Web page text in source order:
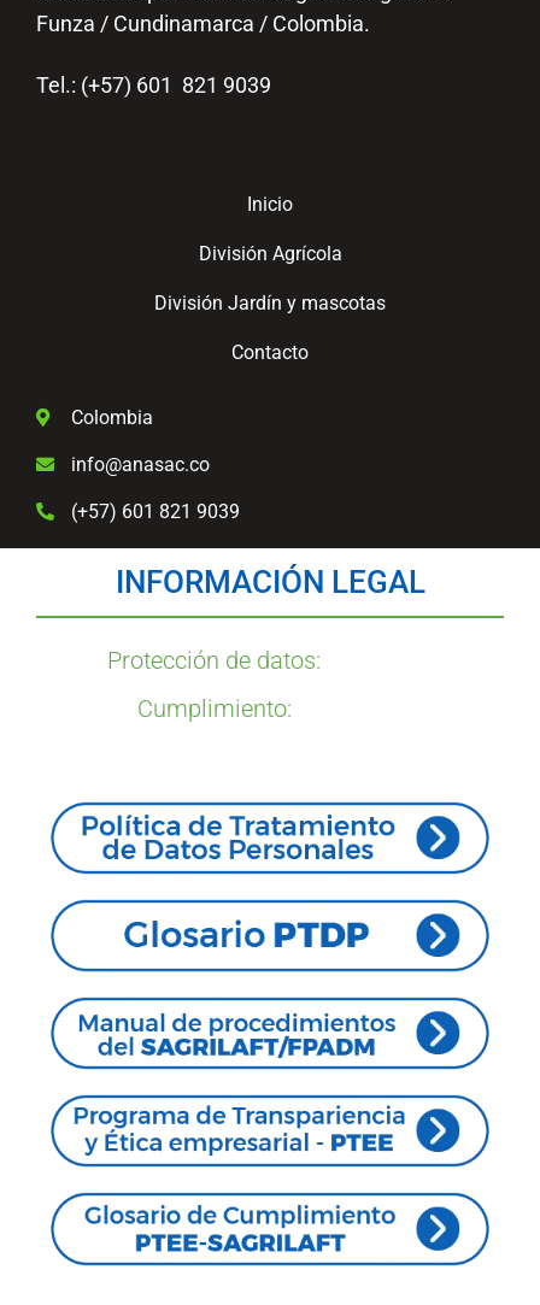
Funza / Cundinamarca / Colombia.
Tel.: (+57) 601 821 9039
Inicio
División Agrícola
División Jardín y mascotas
Contacto
Colombia
info@anasac.co
(+57) 601 821 9039
INFORMACIÓN LEGAL
Protección de datos:
Cumplimiento: